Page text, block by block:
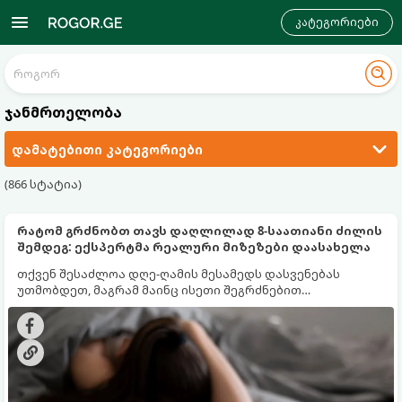
კატეგორიები
ჯანმრთელობა
დამატებითი კატეგორიები
(866 სტატია)
რატომ გრძნობთ თავს დაღლილად 8-საათიანი ძილის
შემდეგ: ექსპერტმა რეალური მიზეზები დაასახელა
თქვენ შესაძლოა დღე-ღამის მესამედს დასვენებას
უთმობდეთ, მაგრამ მაინც ისეთი შეგრძნებით
იღვიძებდეთ, თითქოს საერთოდ არ გძინებიათ. გამოცემა
Fox News წერს იმის შესახებ, თუ რატომ არ არის საათების
რაოდენობა მხნეობის გარანტია.